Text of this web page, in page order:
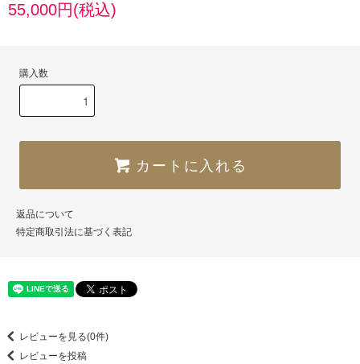
55,000円(税込)
購入数
カートに入れる
返品について
特定商取引法に基づく表記
レビューを見る(0件)
レビューを投稿